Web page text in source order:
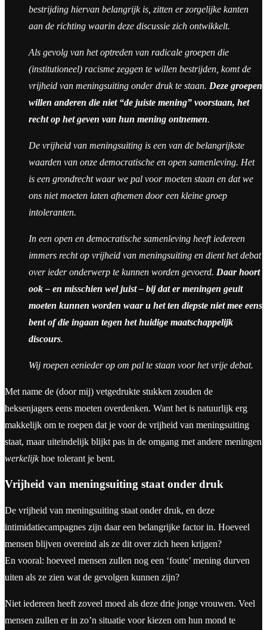
bestrijding hiervan belangrijk is, zitten er zorgelijke kanten
aan de richting waarin deze discussie zich ontwikkelt.
Als gevolg van het optreden van radicale groepen die
(institutioneel) racisme zeggen te willen bestrijden, komt de
vrijheid van meningsuiting onder druk te staan. Deze groepen
willen anderen die niet “de juiste mening” voorstaan, het
recht op het geven van hun mening ontnemen.
De vrijheid van meningsuiting is een van de belangrijkste
waarden van onze democratische en open samenleving. Het
is een grondrecht waar we pal voor moeten staan en dat we
ons niet moeten laten afnemen door een kleine groep
intoleranten.
In een open en democratische samenleving heeft iedereen
immers recht op vrijheid van meningsuiting en dient het debat
over ieder onderwerp te kunnen worden gevoerd. Daar hoort
ook – en misschien wel juist – bij dat er meningen geuit
moeten kunnen worden waar u het ten diepste niet mee eens
bent of die ingaan tegen het huidige maatschappelijk
discours.
Wij roepen eenieder op om pal te staan voor het vrije debat.
Met name de (door mij) vetgedrukte stukken zouden de
heksenjagers eens moeten overdenken. Want het is natuurlijk erg
makkelijk om te roepen dat je voor de vrijheid van meningsuiting
staat, maar uiteindelijk blijkt pas in de omgang met andere meningen
werkelijkhoe tolerant je bent.
Vrijheid van meningsuiting staat onder druk
De vrijheid van meningsuiting staat onder druk, en deze
intimidatiecampagnes zijn daar een belangrijke factor in. Hoeveel
mensen blijven overeind als ze dit over zich heen krijgen?
En vooral: hoeveel mensen zullen nog een ‘foute’ mening durven
uiten als ze zien wat de gevolgen kunnen zijn?
Niet iedereen heeft zoveel moed als deze drie jonge vrouwen. Veel
mensen zullen er in zo’n situatie voor kiezen om hun mond te